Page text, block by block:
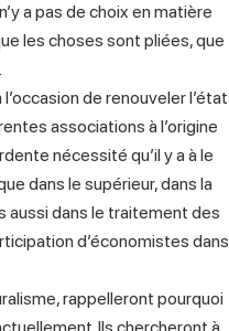
a pas de choix en matière
les choses sont pliées, que
de renouveler l’état
associations à l’origine
nécessité qu’il y a à le
dans le supérieur, dans la
aussi dans le traitement des
d’économistes dans
rappelleront pourquoi